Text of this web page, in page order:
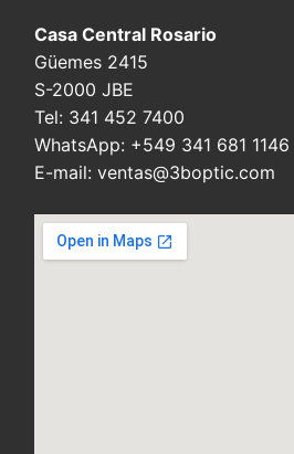
Casa Central Rosario
Güemes 2415
S-2000 JBE
Tel: 341 452 7400
WhatsApp: +549 341 681 1146
E-mail: ventas@3boptic.com